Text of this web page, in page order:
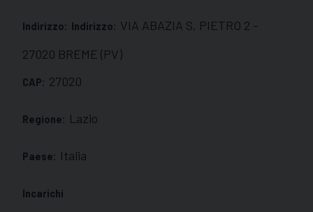
Indirizzo: Indirizzo: VIA ABAZIA S. PIETRO 2 -
27020 BREME (PV)
CAP: 27020
Regione: Lazio
Paese: Italia
Incarichi